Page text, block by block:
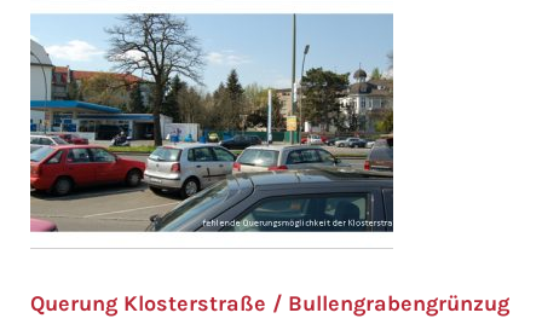
Querung Klosterstraße / Bullengrabengrünzug